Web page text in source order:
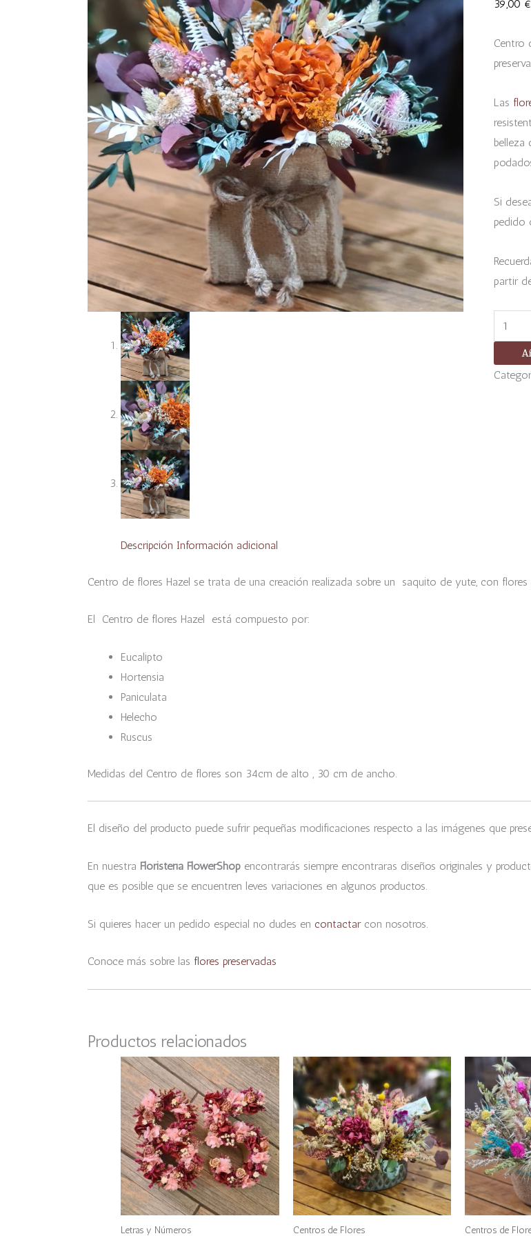
39,00 €
Centro
Las
belleza
Si
pedido
partir
Descripción Información adicional
Centro de flores Hazel se trata de una creación realizada sobre un saquito de yute, con
El Centro de flores Hazel está compuesto por:
Eucalipto
Hortensia
Paniculata
Helecho
Ruscus
Medidas del Centro de flores son 34cm de alto , 30 cm de ancho.
El diseño del producto puede sufrir pequeñas modificaciones respecto a las imágenes que
En nuestra Floristería FlowerShopencontrarás siempre encontraras diseños originales y
que es posible que se encuentren leves variaciones en algunos productos.
Si quieres hacer un pedido especial no dudes en contactarcon nosotros.
Conoce más sobre las flores preservadas
Productos relacionados
Letras y Números
Este
producto
tiene
múltiples
variantes.
Las
opciones
se
pueden
Centros de Flores Centros de